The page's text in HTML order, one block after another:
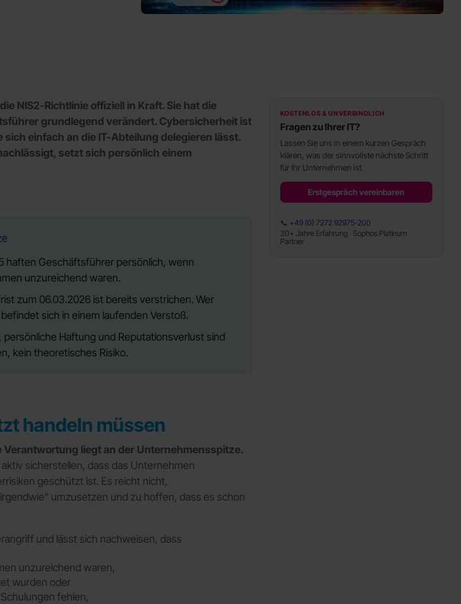
NIS2-Richtlinie offiziell in Kraft. Sie hat die
grundlegend verändert. Cybersicherheit ist
sich einfach an die IT-Abteilung delegieren lässt.
setzt sich persönlich einem
haften Geschäftsführer persönlich, wenn
unzureichend waren.
zum 06.03.2026 ist bereits verstrichen. Wer
sich in einem laufenden Verstoß.
persönliche Haftung und Reputationsverlust sind
kein theoretisches Risiko.
handeln müssen
Verantwortung liegt an der Unternehmensspitze.
sicherstellen, dass das Unternehmen
geschützt ist. Es reicht nicht,
umzusetzen und zu hoffen, dass es schon
und lässt sich nachweisen, dass
unzureichend waren,
wurden oder
fehlen,
KOSTENLOS & UNVERBINDLICH
Fragen zu Ihrer IT?
Lassen Sie uns in einem kurzen Gespräch
klären, was der sinnvollste nächste Schritt
für Ihr Unternehmen ist.
Erstgespräch vereinbaren
📞 +49 (0) 7272 92975-200
30+ Jahre Erfahrung · Sophos Platinum
Partner